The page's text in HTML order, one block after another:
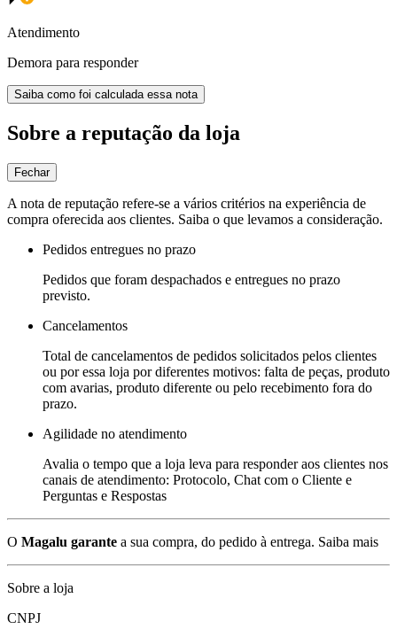
Atendimento
Demora para responder
Saiba como foi calculada essa nota
Sobre a reputação da loja
Fechar
A nota de reputação refere-se a vários critérios na experiência de
compra oferecida aos clientes. Saiba o que levamos a consideração.
Pedidos entregues no prazo
Pedidos que foram despachados e entregues no prazo
previsto.
Cancelamentos
Total de cancelamentos de pedidos solicitados pelos clientes
ou por essa loja por diferentes motivos: falta de peças, produto
com avarias, produto diferente ou pelo recebimento fora do
prazo.
Agilidade no atendimento
Avalia o tempo que a loja leva para responder aos clientes nos
canais de atendimento: Protocolo, Chat com o Cliente e
Perguntas e Respostas
O Magalu garante a sua compra, do pedido à entrega. Saiba mais
Sobre a loja
CNPJ